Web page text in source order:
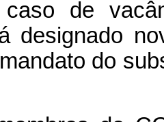
de
designado
do